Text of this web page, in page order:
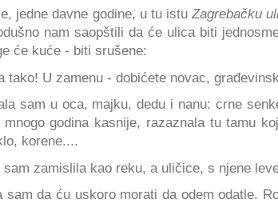
jedne davne godine, u tu istuZagrebačku
nam saopštili da će ulica biti
će kuće - biti srušene:
tako! U zamenu - dobićete novac,
sam u oca, majku, dedu i nanu: crne
mnogo godina kasnije, razaznala tu tamu
korene....
sam zamislila kao reku, a uličice, s njene
sam da ću uskoro morati da odem odatle.